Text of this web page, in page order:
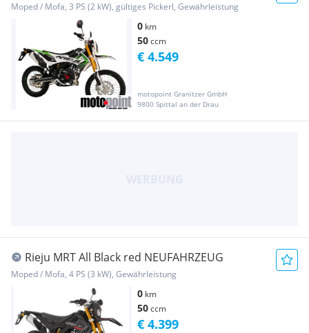
Moped / Mofa, 3 PS (2 kW), gültiges Pickerl, Gewährleistung
0 km
50ccm
motopoint Granitzer GmbH
9800 Spittal an der Drau
€ 4.549
Rieju MRT All Black red NEUFAHRZEUG
Moped / Mofa, 4 PS (3 kW), Gewährleistung
0 km
50ccm
€ 4.399